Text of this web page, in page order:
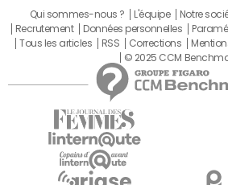
Qui sommes-nous ? L'équipe Notre
Recrutement
Données personnelles
Tous les articles
RSS Corrections
© 2025 CCM